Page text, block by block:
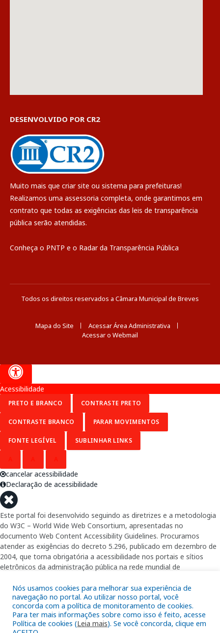
DESENVOLVIDO POR CR2
Muito mais que criar site ou sistema para prefeituras!
Realizamos uma assessoria completa, onde garantimos em
contrato que todas as exigências das leis de transparência
pública serão atendidas.
Conheça o PNTP e o Radar da Transparência Pública
Todos os direitos reservados a Câmara Municipal de Breves
Mapa do Site
Acessar Área Administrativa
Acessar o Webmail
Nós usamos cookies para melhorar sua experiência de
navegação no portal. Ao utilizar nosso portal, você
concorda com a política de monitoramento de cookies.
Para ter mais informações sobre como isso é feito, acesse
Política de cookies (Leia mais). Se você concorda, clique em
Acessibilidade
PRETO E BRANCO CONTRASTE PRETO
CONTRASTE BRANCO PARAR MOVIMENTOS
FONTE LEGÍVEL SUBLINHAR LINKS
cancelar acessibilidade
Declaração de acessibilidade
Este portal foi desenvolvido seguindo as diretrizes e a metodologia
do W3C – World Wide Web Consortium, apresentadas no
documento Web Content Accessibility Guidelines. Procuramos
atender as exigências do decreto 5.296, publicado em dezembro de
2004, que torna obrigatória a acessibilidade nos portais e sítios
eletrônicos da administração pública na rede mundial de
garantindo-lhes o pleno acesso aos conteúdos disponíveis.
Além de validações automáticas, foram realizados testes em
diversos navegadores e através do utilitário de acesso a Internet do
DOSVOX, sistema operacional destinado deficientes visuais.